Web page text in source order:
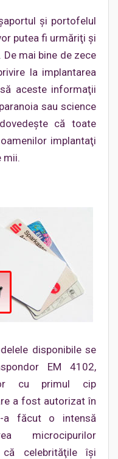
şi portofelul
putea fi urmăriţi şi
mai bine de zece
la implantarea
aceste informaţii
sau science
că toate
implantaţi
mii.
disponibile se
EM 4102,
cu primul cip
a fost autorizat în
a făcut o intensă
microcipurilor
că celebrităţile îşi